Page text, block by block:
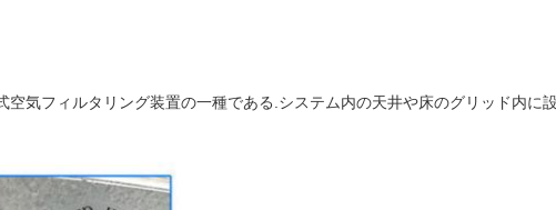
空気フィルタリング装置の一種である.システム内の天井や床のグリッド内に